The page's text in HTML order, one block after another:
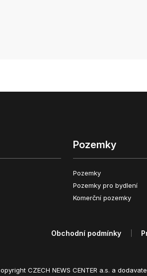
Pozemky
Pozemky
Pozemky pro bydlení
Komerční pozemky
Obchodní podmínky
CZECH NEWS CENTER a.s. a